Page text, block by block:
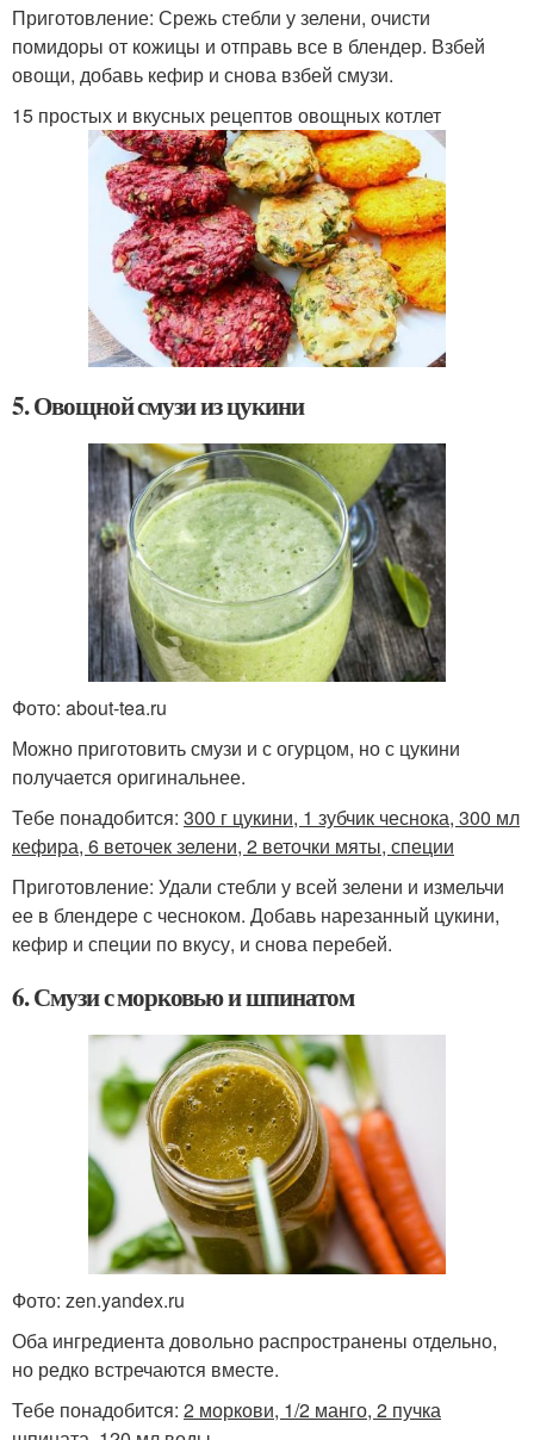
Приготовление: Срежь стебли у зелени, очисти
помидоры от кожицы и отправь все в блендер. Взбей
овощи, добавь кефир и снова взбей смузи.
15 простых и вкусных рецептов овощных котлет
5. Овощной смузи из цукини
Фото: about-tea.ru
Можно приготовить смузи и с огурцом, но с цукини
получается оригинальнее.
Тебе понадобится: 300 г цукини, 1 зубчик чеснока, 300 мл
кефира, 6 веточек зелени, 2 веточки мяты, специи
Приготовление: Удали стебли у всей зелени и измельчи
ее в блендере с чесноком. Добавь нарезанный цукини,
кефир и специи по вкусу, и снова перебей.
6. Смузи с морковью и шпинатом
Фото: zen.yandex.ru
Оба ингредиента довольно распространены отдельно,
но редко встречаются вместе.
Тебе понадобится: 2 моркови, 1/2 манго, 2 пучка